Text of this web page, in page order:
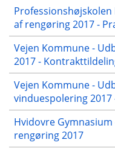
af rengøring 2017 -
Vejen Kommune -
2017 -
Vejen Kommune -
vinduespolering
Hvidovre
rengøring 2017